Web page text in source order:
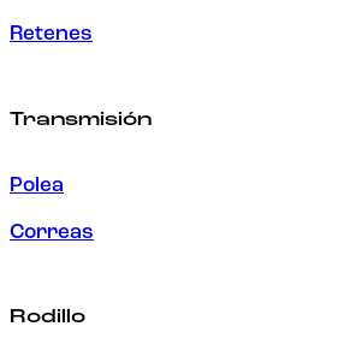
Retenes
Transmisión
Polea
Correas
Rodillo